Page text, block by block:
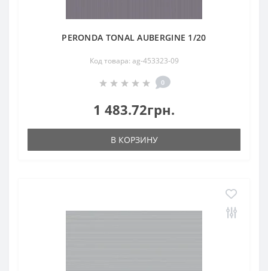
PERONDA TONAL AUBERGINE 1/20
Код товара: ag-453323-09
0
1 483.72грн.
В КОРЗИНУ